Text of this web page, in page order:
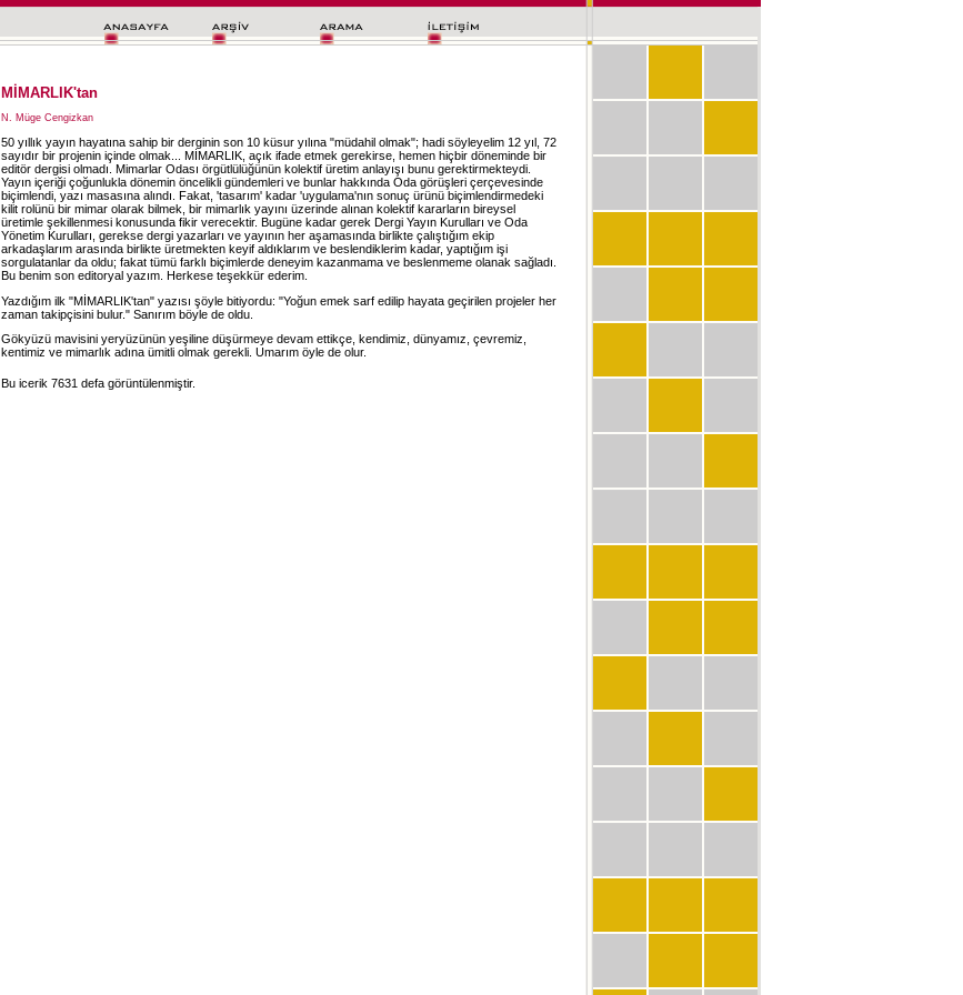
MİMARLIK'tan
N. Müge Cengizkan
50 yıllık yayın hayatına sahip bir derginin son 10 küsur yılına "müdahil olmak"; hadi söyleyelim 12 yıl, 72
sayıdır bir projenin içinde olmak... MİMARLIK, açık ifade etmek gerekirse, hemen hiçbir döneminde bir
editör dergisi olmadı. Mimarlar Odası örgütlülüğünün kolektif üretim anlayışı bunu gerektirmekteydi.
Yayın içeriği çoğunlukla dönemin öncelikli gündemleri ve bunlar hakkında Oda görüşleri çerçevesinde
biçimlendi, yazı masasına alındı. Fakat, 'tasarım' kadar 'uygulama'nın sonuç ürünü biçimlendirmedeki
kilit rolünü bir mimar olarak bilmek, bir mimarlık yayını üzerinde alınan kolektif kararların bireysel
üretimle şekillenmesi konusunda fikir verecektir. Bugüne kadar gerek Dergi Yayın Kurulları ve Oda
Yönetim Kurulları, gerekse dergi yazarları ve yayının her aşamasında birlikte çalıştığım ekip
arkadaşlarım arasında birlikte üretmekten keyif aldıklarım ve beslendiklerim kadar, yaptığım işi
sorgulatanlar da oldu; fakat tümü farklı biçimlerde deneyim kazanmama ve beslenmeme olanak sağladı.
Bu benim son editoryal yazım. Herkese teşekkür ederim.
Yazdığım ilk "MİMARLIK'tan" yazısı şöyle bitiyordu: "Yoğun emek sarf edilip hayata geçirilen projeler her
zaman takipçisini bulur." Sanırım böyle de oldu.
Gökyüzü mavisini yeryüzünün yeşiline düşürmeye devam ettikçe, kendimiz, dünyamız, çevremiz,
kentimiz ve mimarlık adına ümitli olmak gerekli. Umarım öyle de olur.
Bu icerik 7631 defa görüntülenmiştir.